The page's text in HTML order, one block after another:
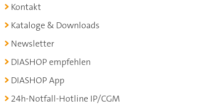
Kontakt
Kataloge & Downloads
Newsletter
DIASHOP empfehlen
DIASHOP App
24h-Notfall-Hotline IP/CGM